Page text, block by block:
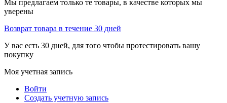
Мы предлагаем только те товары, в качестве которых мы
уверены
Возврат товара в течение 30 дней
У вас есть 30 дней, для того чтобы протестировать вашу
покупку
Моя учетная запись
Войти
Создать учетную запись